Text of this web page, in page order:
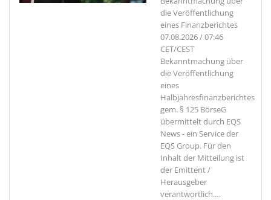
die Veröffentlichung
eines Finanzberichtes
07.08.2026 / 07:46
CET/CEST
Bekanntmachung über
die Veröffentlichung
eines
Halbjahresfinanzberichtes
gem. § 125 BörseG
übermittelt durch EQS
News - ein Service der
EQS Group. Für den
Inhalt der Mitteilung ist
der Emittent /
Herausgeber
verantwortlich.…